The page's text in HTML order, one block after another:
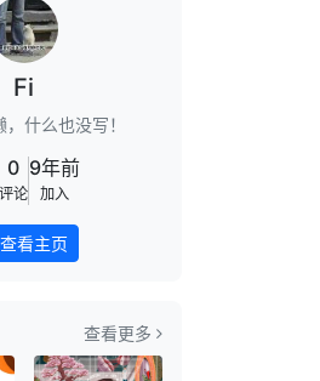
Fi
什么也没写！
0
评论
9年前
加入
查看主页
查看更多